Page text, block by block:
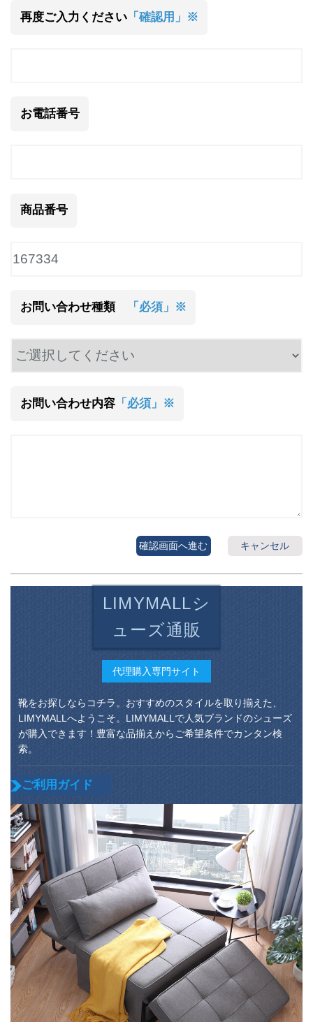
再度ご入力ください「確認用」※
お電話番号
商品番号
お問い合わせ種類 「必須」※
お問い合わせ内容「必須」※
キャンセル
確認画面へ進む
LIMYMALLシ
ューズ通販
代理購入専門サイト
靴をお探しならコチラ。おすすめのスタイルを取り揃えた、
LIMYMALLへようこそ。LIMYMALLで人気ブランドのシューズ
が購入できます！豊富な品揃えからご希望条件でカンタン検
索。
ご利用ガイド